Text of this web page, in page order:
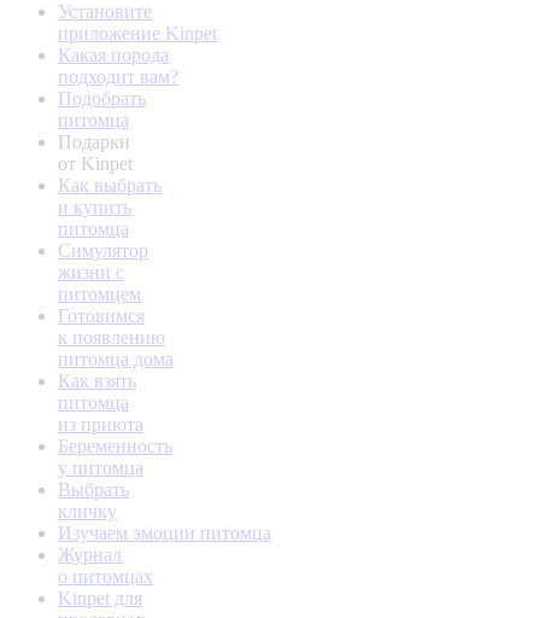
Установите
приложение Kinpet
Какая порода
подходит вам?
Подобрать
питомца
Подарки
от Kinpet
Как выбрать
и купить
питомца
Симулятор
жизни с
питомцем
Готовимся
к появлению
питомца дома
Как взять
питомца
из приюта
Беременность
у питомца
Выбрать
кличку
Изучаем эмоции питомца
Журнал
о питомцах
Kinpet для